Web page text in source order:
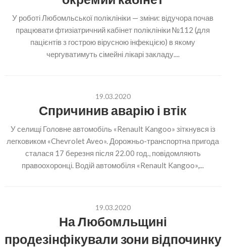
У роботі Любомльської поліклініки — зміни: відучора почав
працювати фтизіатричний кабінет поліклініки №112 (для
пацієнтів з гострою вірусною інфекцією) в якому
чергуватимуть сімейні лікарі закладу....
19.03.2020
Спричинив аварію і втік
У селищі Головне автомобіль «Renault Kangoo» зіткнувся із
легковиком «Chevrolet Aveo». Дорожньо-транспортна пригода
сталася 17 березня після 22.00 год., повідомляють
правоохоронці. Водій автомобіля «Renault Kangoo»,...
19.03.2020
На Любомльщині
продезінфікували зони відпочинку